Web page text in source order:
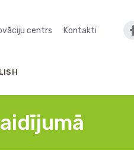
centrs Kontakti